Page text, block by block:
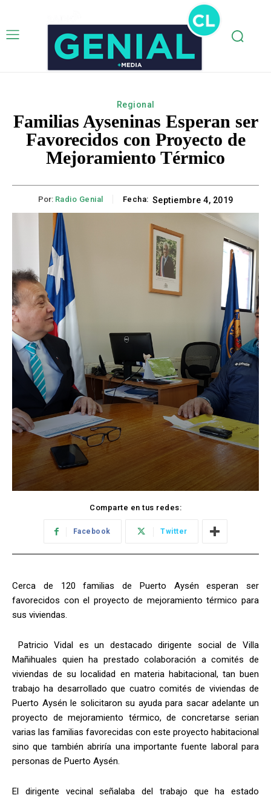
Regional
Familias Ayseninas Esperan ser
Favorecidos con Proyecto de
Mejoramiento Térmico
Por: Radio Genial Fecha: Septiembre 4, 2019
Comparte en tus redes:
Facebook Twitter
Cerca de 120 familias de Puerto Aysén esperan ser
favorecidos con el proyecto de mejoramiento térmico para
sus viviendas.
Patricio Vidal es un destacado dirigente social de Villa
Mañihuales quien ha prestado colaboración a comités de
viviendas de su localidad en materia habitacional, tan buen
trabajo ha desarrollado que cuatro comités de viviendas de
Puerto Aysén le solicitaron su ayuda para sacar adelante un
proyecto de mejoramiento térmico, de concretarse serian
varias las familias favorecidas con este proyecto habitacional
sino que también abriría una importante fuente laboral para
personas de Puerto Aysén.
El dirigente vecinal señalaba del trabajo que ha estado